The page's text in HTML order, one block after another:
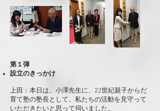
第１弾
設立のきっかけ
上田：本日は、小澤先生に、22世紀親子からだ
育て塾の塾長として、私たちの活動を見守って
いただきたいと思って伺いました。